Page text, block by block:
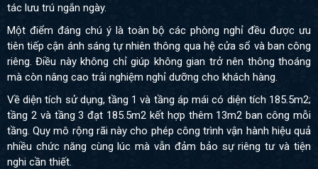
tác lưu trú ngắn ngày.
Một điểm đáng chú ý là toàn bộ các phòng nghỉ đều được ưu
tiên tiếp cận ánh sáng tự nhiên thông qua hệ cửa sổ và ban công
riêng. Điều này không chỉ giúp không gian trở nên thông thoáng
mà còn nâng cao trải nghiệm nghỉ dưỡng cho khách hàng.
Về diện tích sử dụng, tầng 1 và tầng áp mái có diện tích 185.5m2;
tầng 2 và tầng 3 đạt 185.5m2 kết hợp thêm 13m2 ban công mỗi
tầng. Quy mô rộng rãi này cho phép công trình vận hành hiệu quả
nhiều chức năng cùng lúc mà vẫn đảm bảo sự riêng tư và tiện
nghi cần thiết.